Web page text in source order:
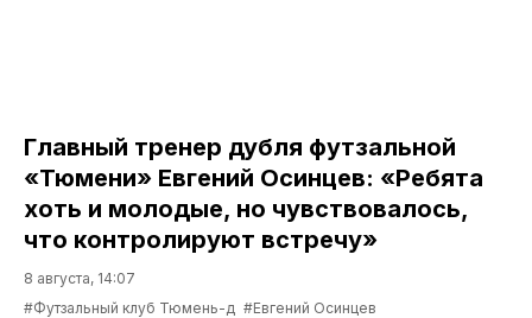
Главный тренер дубля футзальной
«Тюмени» Евгений Осинцев: «Ребята
хоть и молодые, но чувствовалось,
что контролируют встречу»
8 августа, 14:07
#Футзальный клуб Тюмень-д #Евгений Осинцев